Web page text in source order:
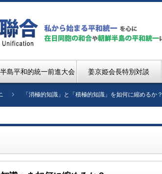
島平和的統一前進大会 姜京姫会長特別対談
「消極的知識」と「積極的知識」を如何に縮めるか？